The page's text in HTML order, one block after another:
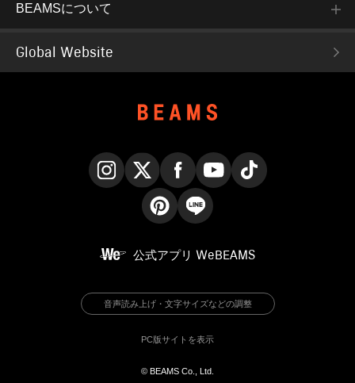
BEAMSについて
Global Website
公式アプリ WeBEAMS
音声読み上げ・文字サイズなどの調整
PC版サイトを表示
© BEAMS Co., Ltd.